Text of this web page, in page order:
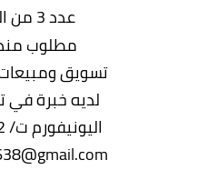
عدد 3 من الجزء الاول
مطلوب
تسويق
لديه خبرة
اليونيفورم ت/ 01028935422